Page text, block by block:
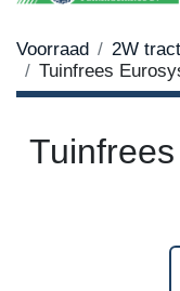
Voorraad 2W
Tuinfrees